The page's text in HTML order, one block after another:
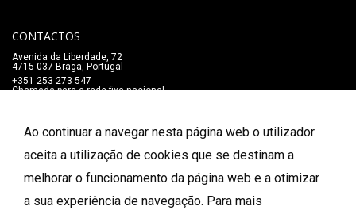
Ao continuar a navegar nesta página web o utilizador
aceita a utilização de cookies que se destinam a
melhorar o funcionamento da página web e a otimizar
a sua experiência de navegação. Para mais
CONTACTOS
Avenida da Liberdade, 72
4715-037 Braga, Portugal
+351 253 273 547
Chamada para a rede fixa nacional
FORMAS DE PAGAMENTO